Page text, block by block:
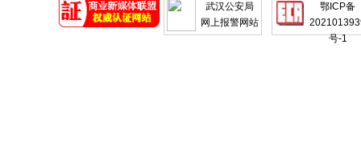
武汉公安局
网上报警网站
鄂ICP备
号-1